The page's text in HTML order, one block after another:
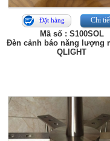
Đặt hàng Chi
Mã số : S100SOL
Đèn cảnh báo năng lượng
QLIGHT